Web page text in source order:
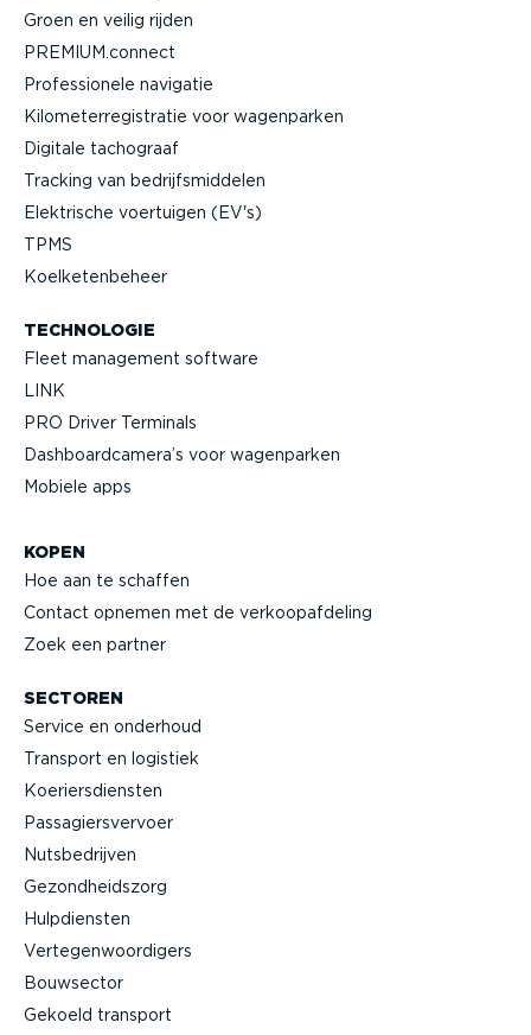
Groen en veilig rijden
PREMIUM.connect
Profes­si­onele navigatie
Kilome­ter­re­gi­stratie voor wagenparken
Digitale tachograaf
Tracking van bedrijfs­mid­delen
Elektrische voertuigen (EV's)
TPMS
Koelke­ten­beheer
TECHNOLOGIE
Fleet management software
LINK
PRO Driver Terminals
Dashboard­camera’s voor wagenparken
Mobiele apps
KOPEN
Hoe aan te schaffen
Contact opnemen met de verkoop­af­deling
Zoek een partner
SECTOREN
Service en onderhoud
Transport en logistiek
Koeriers­diensten
Passa­giers­vervoer
Nutsbe­drijven
Gezond­heidszorg
Hulpdiensten
Verte­gen­woor­digers
Bouwsector
Gekoeld transport